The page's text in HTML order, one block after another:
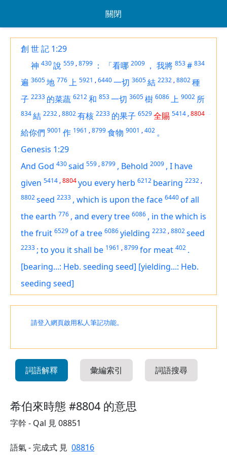
關閉
創 世 記 1:29
神 430說 559 ,8799 ： 「看哪 2009 ， 我將 853# 834
遍 3605地 776上 5921 ,6440一切 3605結 2232 ,8802種
子 2233 的菜蔬 6212和 853一切 3605樹 6086上 9002 所
834結 2232 ,8802有核 2233 的果子 6529全賜 5414 ,8804
給你們 9001 作 1961 ,8799食物 9001 ,402 。
Genesis 1:29
And God 430said 559 ,8799 , Behold 2009 , I have
given 5414 ,8804you every herb 6212 bearing 2232 ,
8802seed 2233 , which is upon the face 6440of all
the earth 776 , and every tree 6086 , in the which is
the fruit 6529of a tree 6086yielding 2232 ,8802seed
2233 ; to you it shall be 1961 ,8799for meat 402 .
[bearing...: Heb. seeding seed] [yielding...: Heb.
seeding seed]
請登入網頁啟用私人筆記功能。
詞語解釋 彙編索引 詞語搜尋
希伯來時態 #8804 的意思
字幹 - Qal 見 08851
語氣 - 完成式 見 08816